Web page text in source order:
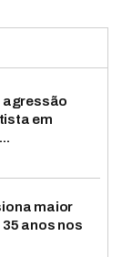
agressão
em
maior
anos nos